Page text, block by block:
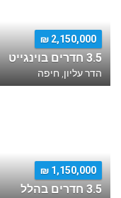
2,150,000 ₪
3.5 חדרים בוינגייט
הדר עליון, חיפה
1,150,000 ₪
3.5 חדרים בהלל